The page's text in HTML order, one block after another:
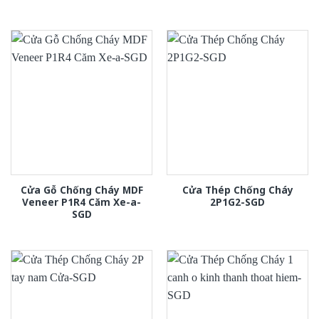
Cửa Gỗ Chống Cháy MDF
Veneer P1R4 Căm Xe-a-
SGD
Cửa Thép Chống Cháy
2P1G2-SGD